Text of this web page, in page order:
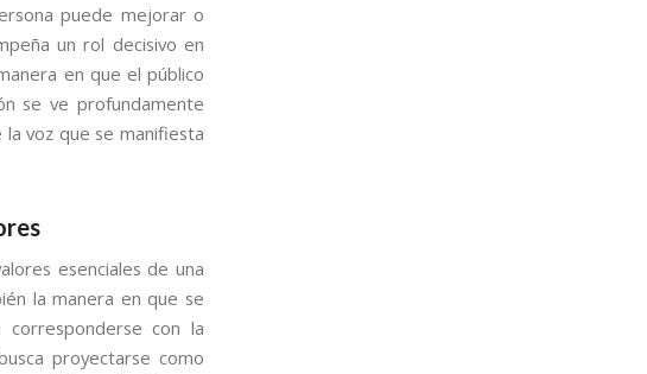
puede mejorar o
un rol decisivo en
en que el público
se ve profundamente
voz que se manifiesta
esenciales de una
la manera en que se
con la
proyectarse como